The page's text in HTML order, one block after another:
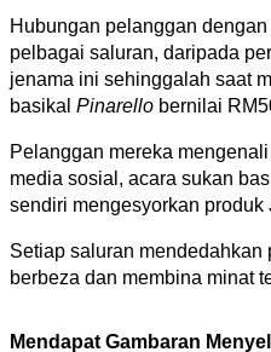
Hubungan pelanggan
pelbagai saluran, daripada
jenama ini sehinggalah saat
basikal Pinarello bernilai
Pelanggan mereka
media sosial, acara sukan
sendiri mengesyorkan
Setiap saluran
berbeza dan membina minat
Mendapat Gambaran